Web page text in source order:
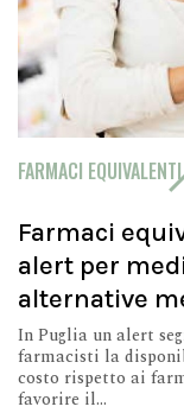
FARMACI EQUIVALENTI
Farmaci
alert per
alternative
In Puglia un alert
farmacisti la
costo rispetto ai
favorire il...